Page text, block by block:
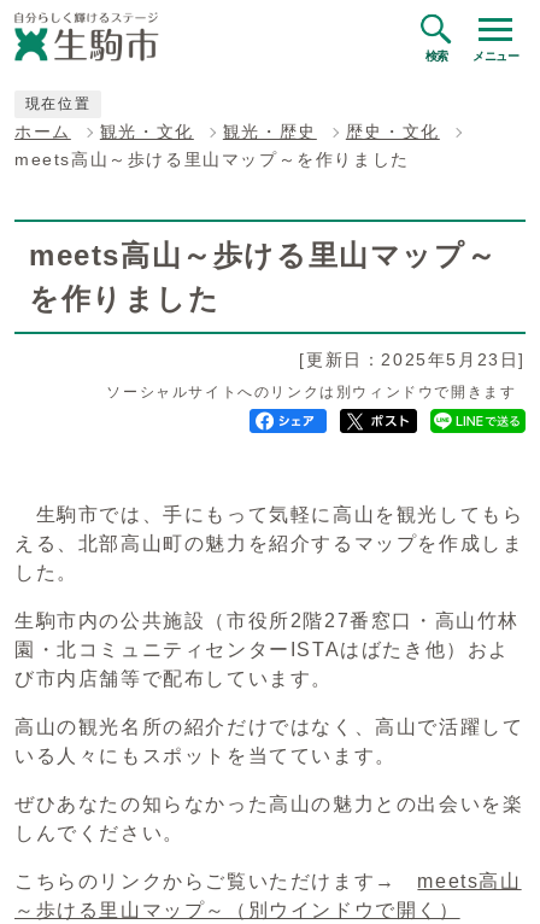
検索 メニュー
現在位置
ホーム 観光・文化 観光・歴史
歴史・文化
meets高山～歩ける里山マップ～を作りました
meets高山～歩ける里山マップ～
を作りました
[更新日：2025年5月23日]
ソーシャルサイトへのリンクは別ウィンドウで開きます
生駒市では、手にもって気軽に高山を観光してもら
える、北部高山町の魅力を紹介するマップを作成しま
した。
生駒市内の公共施設（市役所2階27番窓口・高山竹林
園・北コミュニティセンターISTAはばたき他）およ
び市内店舗等で配布しています。
高山の観光名所の紹介だけではなく、高山で活躍して
いる人々にもスポットを当てています。
ぜひあなたの知らなかった高山の魅力との出会いを楽
しんでください。
こちらのリンクからご覧いただけます→ meets高山
～歩ける里山マップ～
（別ウインドウで開く）